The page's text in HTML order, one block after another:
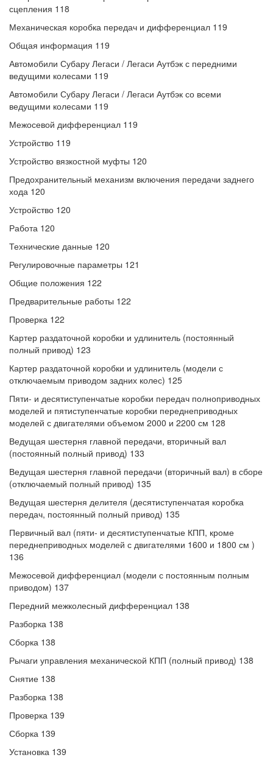
сцепления 118
Механическая коробка передач и дифференциал 119
Общая информация 119
Автомобили Субару Легаси / Легаси Аутбэк с передними
ведущими колесами 119
Автомобили Субару Легаси / Легаси Аутбэк со всеми
ведущими колесами 119
Межосевой дифференциал 119
Устройство 119
Устройство вязкостной муфты 120
Предохранительный механизм включения передачи заднего
хода 120
Устройство 120
Работа 120
Технические данные 120
Регулировочные параметры 121
Общие положения 122
Предварительные работы 122
Проверка 122
Картер раздаточной коробки и удлинитель (постоянный
полный привод) 123
Картер раздаточной коробки и удлинитель (модели с
отключаемым приводом задних колес) 125
Пяти- и десятиступенчатые коробки передач полноприводных
моделей и пятиступенчатые коробки переднеприводных
моделей с двигателями объемом 2000 и 2200 см 128
Ведущая шестерня главной передачи, вторичный вал
(постоянный полный привод) 133
Ведущая шестерня главной передачи (вторичный вал) в сборе
(отключаемый полный привод) 135
Ведущая шестерня делителя (десятиступенчатая коробка
передач, постоянный полный привод) 135
Первичный вал (пяти- и десятиступенчатые КПП, кроме
переднеприводных моделей с двигателями 1600 и 1800 см )
136
Межосевой дифференциал (модели с постоянным полным
приводом) 137
Передний межколесный дифференциал 138
Разборка 138
Сборка 138
Рычаги управления механической КПП (полный привод) 138
Снятие 138
Разборка 138
Проверка 139
Сборка 139
Установка 139